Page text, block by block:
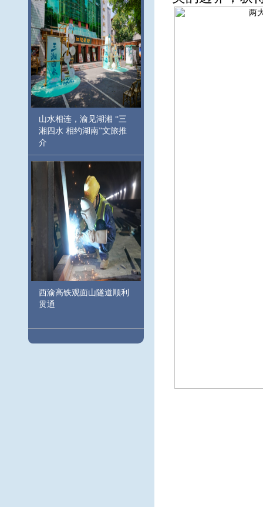
山水相连，渝见湖湘 “三
湘四水 相约湖南”文旅推
介
西渝高铁观面山隧道顺利
贯通